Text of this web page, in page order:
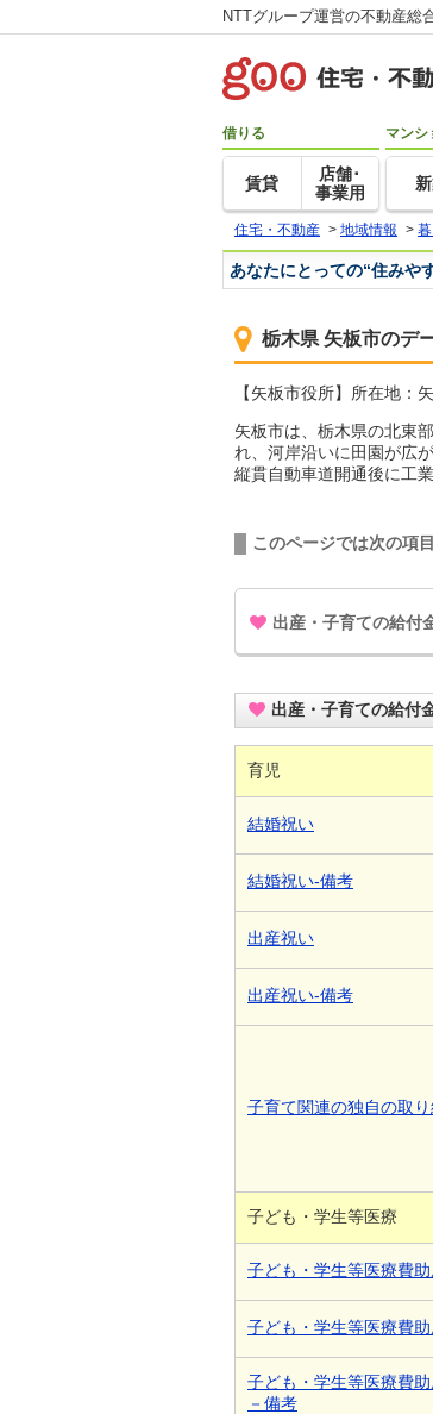
NTTグループ運営の不動産総
借りる
賃貸
店舗･
事業用
マンシ
住宅・不動産 > 地域情報 >
あなたにとっての“住みや
栃木県 矢板市のデ
【矢板市役所】所在地
矢板市は、栃木県の北東
れ、河岸沿いに田園が広
縦貫自動車道開通後に工
このページでは次の項
出産・子育ての給付
出産・子育ての給付
育児
結婚祝い
結婚祝い-備考
出産祝い
出産祝い-備考
子育て関連の独自の取
子ども・学生等医療
子ども・学生等医療費
子ども・学生等医療費
子ども・学生等医療費
－備考